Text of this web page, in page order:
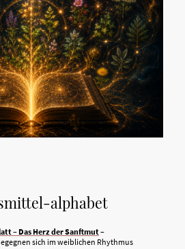
alphabet
– Das Herz der Sanftmut–
sich im weiblichen Rhythmus